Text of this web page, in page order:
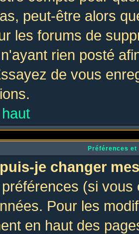
peut-être alors
les forums de
rien posté
de vous
Préférences
je changer
(si
Pour les
en haut des